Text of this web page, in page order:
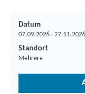
Datum
07.09.2026 - 27.11.2026
Standort
Mehrere